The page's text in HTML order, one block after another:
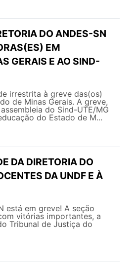
DO ANDES-SN
EM
GERAIS E AO SIND-
irrestrita à greve das(os)
de Minas Gerais. A greve,
do Sind-UTE/MG
do Estado de M...
DA DIRETORIA DO
DA UNDF E À
está em greve! A seção
vitórias importantes, a
Tribunal de Justiça do